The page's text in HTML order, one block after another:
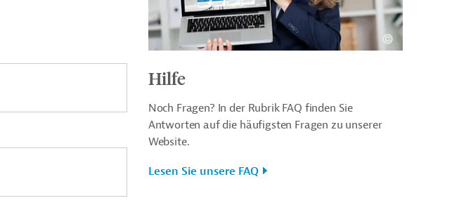
Hilfe
Noch Fragen? In der Rubrik FAQ finden Sie
Antworten auf die häufigsten Fragen zu unserer
Website.
Lesen Sie unsere FAQ